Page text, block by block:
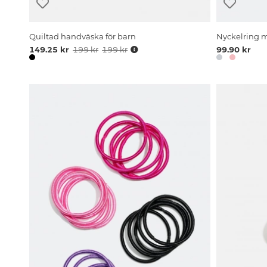
Quiltad handväska för barn
149.25 kr 199 kr 199 kr
Nyckelring
99.90 kr